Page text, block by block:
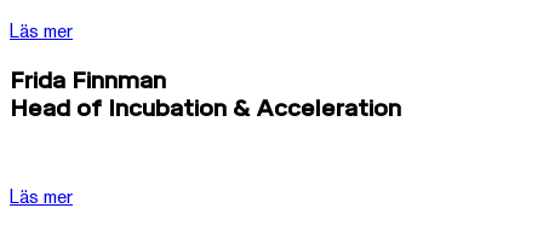
Läs mer
Frida Finnman
Head of Incubation & Acceleration
Läs mer